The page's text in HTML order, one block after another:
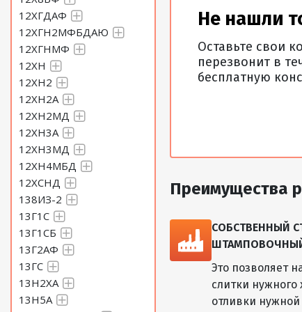
12ХГДАФ
12ХГН2МФБДАЮ
12ХГНМФ
12ХН
12ХН2
12ХН2А
12ХН2МД
12ХН3А
12ХН3МД
12ХН4МБД
12ХСНД
138ИЗ-2
13Г1С
13Г1СБ
13Г2АФ
13ГС
13Н2ХА
13Н5А
Лист 11 Сталь 45
Лист 11,5 Сталь 45
Лист 13,5 Сталь 45
Лист 14 Сталь 45
Не нашли
Оставьте свои
перезвонит в
бесплатную
Преимущества
СОБСТВЕННЫЙ
Это позволяет
слитки нужного
отливки